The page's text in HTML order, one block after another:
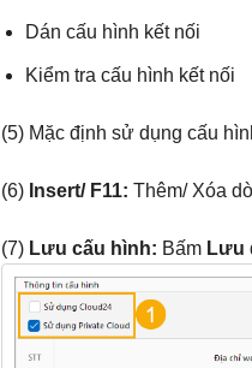
Dán cấu hình kết nối
Kiểm tra cấu hình kết nối
(5) Mặc định sử dụng cấu
(6) Insert/ F11: Thêm/ Xóa
(7) Lưu cấu hình: Bấm Lưu